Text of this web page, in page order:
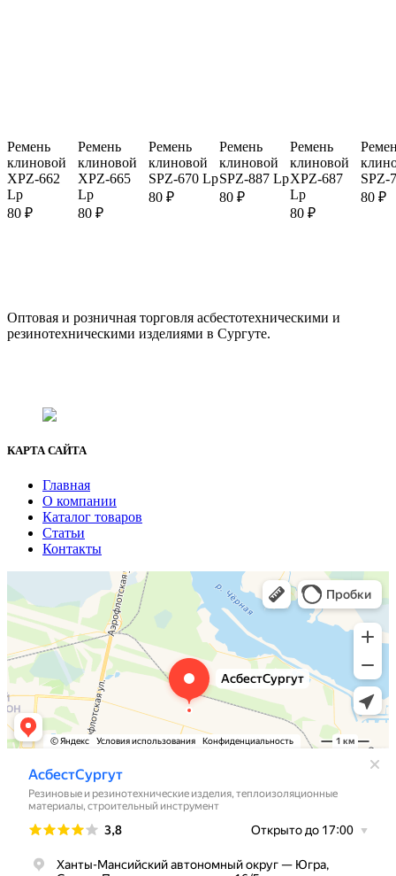
Ремень
клиновой
XPZ-662
Lp
80 ₽
Ремень
клиновой
XPZ-665
Lp
80 ₽
Ремень
клиновой
SPZ-670 Lp
80 ₽
Ремень
клиновой
SPZ-887 Lp
80 ₽
Ремень
клиновой
XPZ-687
Lp
80 ₽
SPZ-
80 ₽
Оптовая и розничная торговля асбестотехническими и
резинотехническими изделиями в Сургуте.
КАРТА САЙТА
Главная
О компании
Каталог товаров
Статьи
Контакты